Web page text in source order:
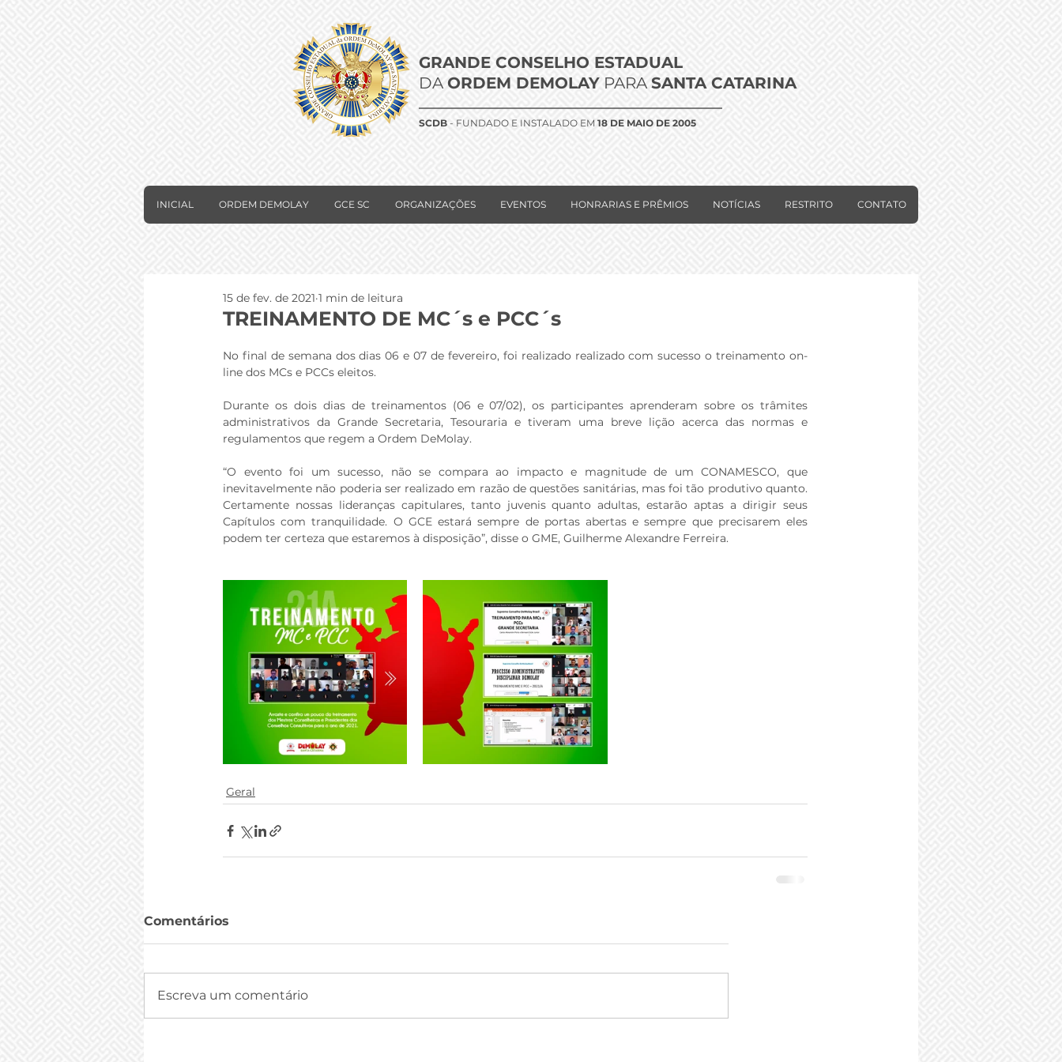
GRANDE CONSELHO ESTADUAL
DA ORDEM DEMOLAY PARASANTA CATARINA
SCDB - FUNDADO E INSTALADO EM 18 DE MAIO DE 2005
INICIAL ORDEM DEMOLAY GCE SC ORGANIZAÇÕES EVENTOS HONRARIAS E PRÊMIOS NOTÍCIAS RESTRITO CONTATO
TREINAMENTO DE MC´s e PCC´s
15 de fev. de 2021 1 min de leitura
No final de semana dos dias 06 e 07 de fevereiro, foi realizado realizado com sucesso o treinamento on-
line dos MCs e PCCs eleitos.
Durante os dois dias de treinamentos (06 e 07/02), os participantes aprenderam sobre os trâmites
administrativos da Grande Secretaria, Tesouraria e tiveram uma breve lição acerca das normas e
regulamentos que regem a Ordem DeMolay.
“O evento foi um sucesso, não se compara ao impacto e magnitude de um CONAMESCO, que
inevitavelmente não poderia ser realizado em razão de questões sanitárias, mas foi tão produtivo quanto.
Certamente nossas lideranças capitulares, tanto juvenis quanto adultas, estarão aptas a dirigir seus
Capítulos com tranquilidade. O GCE estará sempre de portas abertas e sempre que precisarem eles
podem ter certeza que estaremos à disposição”, disse o GME, Guilherme Alexandre Ferreira.
Geral
Comentários
Escreva um comentário